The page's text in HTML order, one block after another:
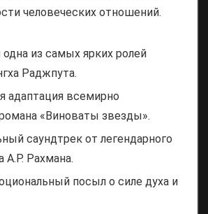
человеческих отношений.
из самых ярких ролей
Раджпута.
адаптация всемирно
«Виноваты звезды».
саундтрек от легендарного
А.Р. Рахмана.
посыл о силе духа и